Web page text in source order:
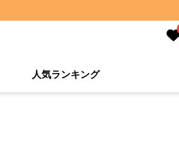
人気ランキング